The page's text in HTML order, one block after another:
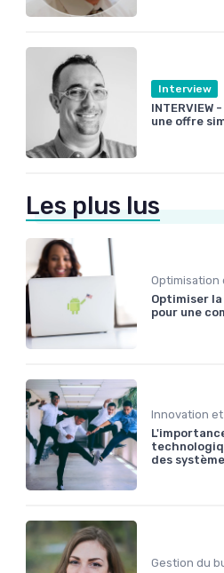
Interview
INTERVIEW
une offre
Les plus lus
Optimiser la
pour une
des
Gestion du